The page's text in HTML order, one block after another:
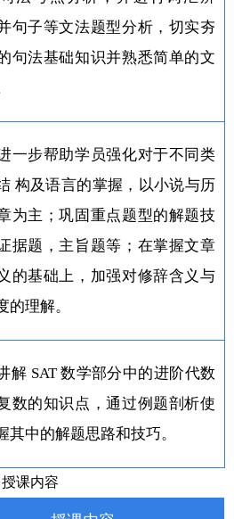
句子等文法题型分析，切实夯
句法基础知识并熟悉简单的文
一步帮助学员强化对于不同类
构及语言的掌握，以小说与历
为主；巩固重点题型的解题技
据题，主旨题等；在掌握文章
的基础上，加强对修辞含义与
的理解。
解 SAT 数学部分中的进阶代数
数的知识点，通过例题剖析使
其中的解题思路和技巧。
课内容